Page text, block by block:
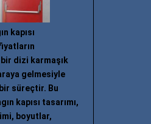
kapısı
dizi karmaşık
gelmesiyle
süreçtir. Bu
kapısı tasarımı,
boyutlar,